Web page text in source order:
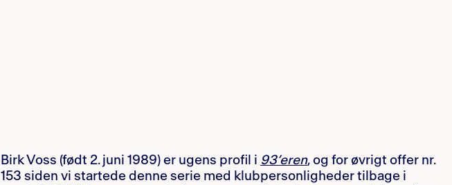
Birk Voss (født 2. juni 1989) er ugens profil i 93’eren, og for øvrigt offer nr.
153 siden vi startede denne serie med klubpersonligheder tilbage i